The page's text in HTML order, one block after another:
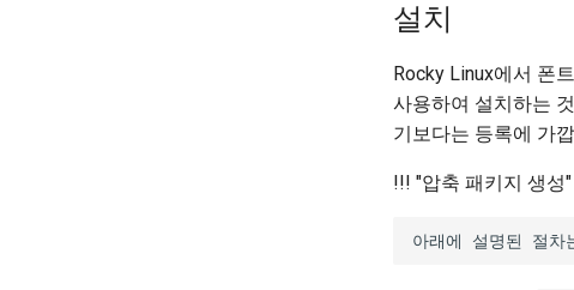
설치
Rocky Linux에서 폰
사용하여 설치하는
기보다는 등록에 가
!!! "압축 패키지 생성